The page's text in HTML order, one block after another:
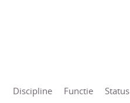
Discipline Functie Status